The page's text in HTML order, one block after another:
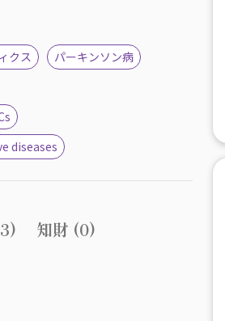
クス
パーキンソン病
diseases
知財 (0)